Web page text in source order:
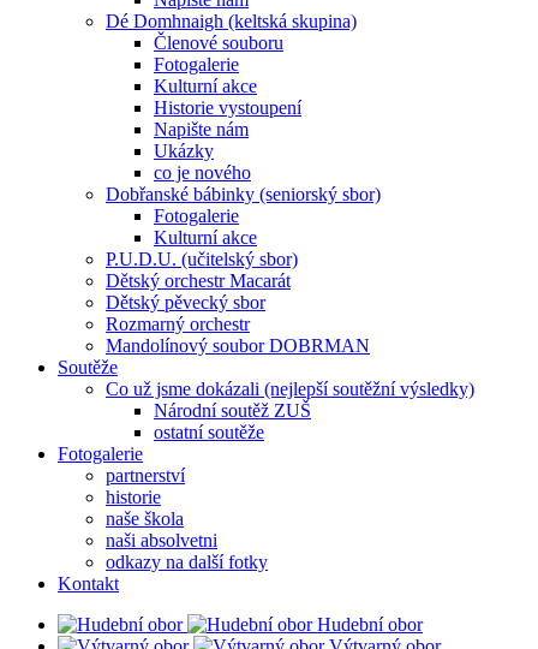
Dé Domhnaigh (keltská skupina)
Členové souboru
Fotogalerie
Kulturní akce
Historie vystoupení
Napište nám
Ukázky
co je nového
Dobřanské bábinky (seniorský sbor)
Fotogalerie
Kulturní akce
P.U.D.U. (učitelský sbor)
Dětský orchestr Macarát
Dětský pěvecký sbor
Rozmarný orchestr
Mandolínový soubor DOBRMAN
Soutěže
Co už jsme dokázali (nejlepší soutěžní výsledky)
Národní soutěž ZUŠ
ostatní soutěže
Fotogalerie
partnerství
historie
naše škola
naši absolvetni
odkazy na další fotky
Kontakt
Hudební obor